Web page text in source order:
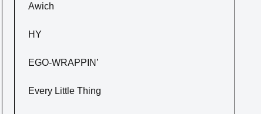
Awich
HY
EGO-WRAPPIN’
Every Little Thing